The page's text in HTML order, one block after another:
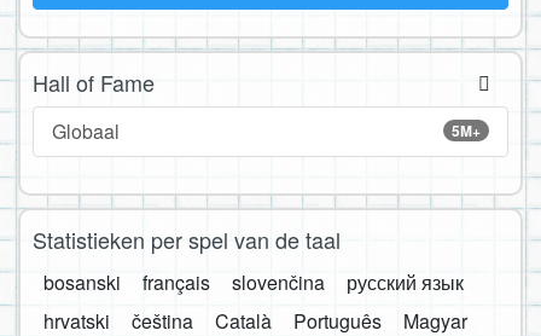
Hall of Fame
5M+
Globaal
Statistieken per spel van de taal
bosanski français slovenčina
русский язык
hrvatski
čeština Català Português
Magyar